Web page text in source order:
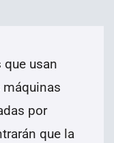
que usan
máquinas
por
que la